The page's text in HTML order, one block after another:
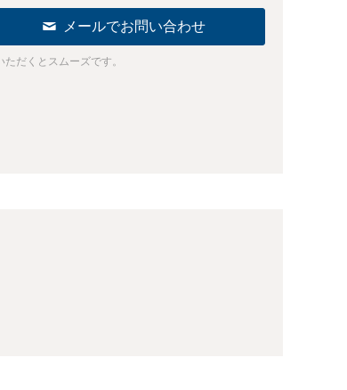
メールでお問い合わせ
だくとスムーズです。